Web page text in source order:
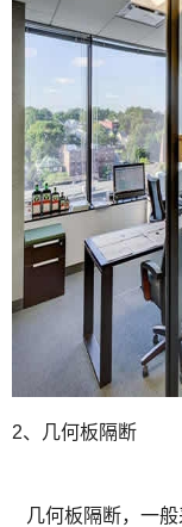
2、几何板隔断
几何板隔断，一